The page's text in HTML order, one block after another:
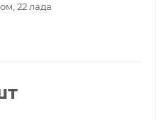
22 лада